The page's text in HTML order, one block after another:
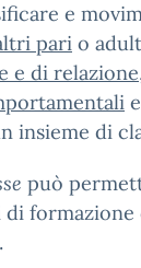
e
pari o
e di relazione
insieme di
può
di